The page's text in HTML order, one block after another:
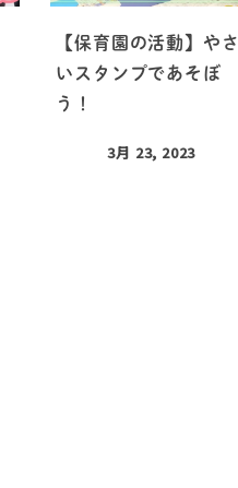
【保育園の活動】やさ
いスタンプであそぼ
う！
3月 23, 2023